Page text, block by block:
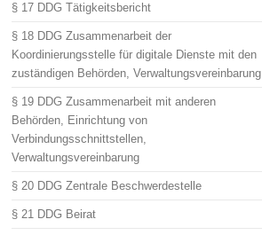
§ 17 DDG Tätigkeitsbericht
§ 18 DDG Zusammenarbeit der
Koordinierungsstelle für digitale Dienste mit den
zuständigen Behörden, Verwaltungsvereinbarung
§ 19 DDG Zusammenarbeit mit anderen
Behörden, Einrichtung von
Verbindungsschnittstellen,
Verwaltungsvereinbarung
§ 20 DDG Zentrale Beschwerdestelle
§ 21 DDG Beirat